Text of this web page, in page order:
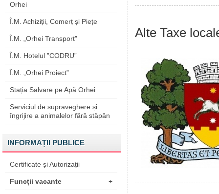
Orhei
Î.M. Achiziții, Comerț și Piețe
Î.M. „Orhei Transport”
Î.M. Hotelul ”CODRU”
Î.M. „Orhei Proiect”
Stația Salvare pe Apă Orhei
Serviciul de supraveghere și
îngrijire a animalelor fără stăpân
INFORMAȚII PUBLICE
Certificate și Autorizații
Funcții vacante +
Alte Taxe